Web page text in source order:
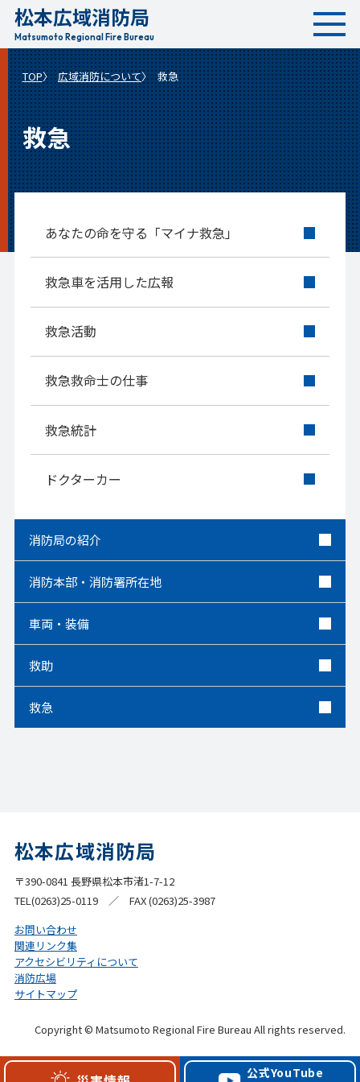
へ
移
動
松本広域消防局
Matsumoto Regional Fire Bureau
公式YouTube
TOP 広域消防について 救急
救急
あなたの命を守る「マイナ救急」
救急車を活用した広報
救急活動
救急救命士の仕事
救急統計
ドクターカー
消防局の紹介
消防本部・消防署所在地
車両・装備
救助
救急
松本広域消防局
〒390-0841 長野県松本市渚1-7-12
TEL(0263)25-0119 ／ FAX (0263)25-3987
お問い合わせ
関連リンク集
アクセシビリティについて
消防広場
サイトマップ
Copyright © Matsumoto Regional Fire Bureau All rights reserved.